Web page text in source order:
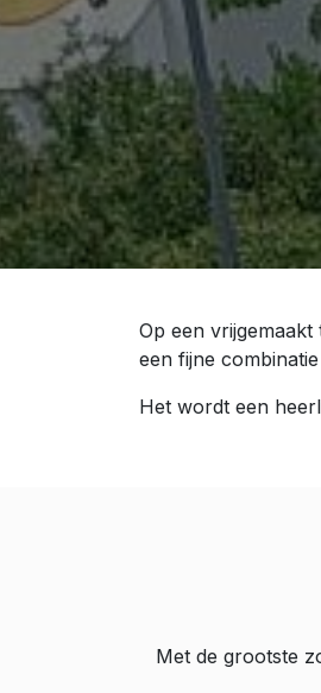
Op een
een fijne
Het wordt een
Met de grootste